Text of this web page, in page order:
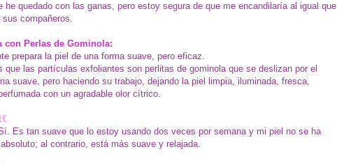
he quedado con las ganas, pero estoy segura de que me encandilaría al igual que
sus compañeros.
con Perlas de Gominola:
prepara la piel de una forma suave, pero eficaz.
que las partículas exfoliantes son perlitas de gominola que se deslizan por el
suave, pero haciendo su trabajo, dejando la piel limpia, iluminada, fresca,
con un agradable olor cítrico.
Es tan suave que lo estoy usando dos veces por semana y mi piel no se ha
al contrario, está más suave y relajada.